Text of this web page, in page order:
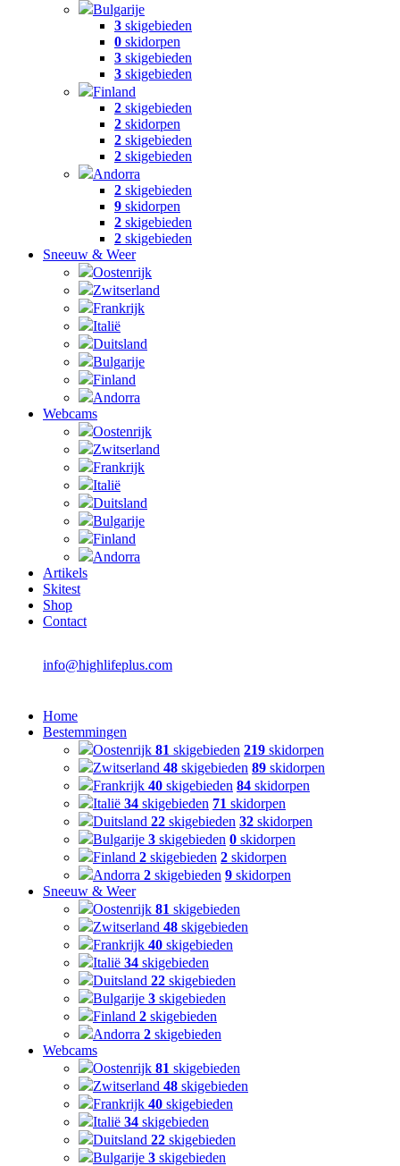
Bulgarije
3 skigebieden
0 skidorpen
3 skigebieden
3 skigebieden
Finland
2 skigebieden
2 skidorpen
2 skigebieden
2 skigebieden
Andorra
2 skigebieden
9 skidorpen
2 skigebieden
2 skigebieden
Sneeuw & Weer
Oostenrijk
Zwitserland
Frankrijk
Italië
Duitsland
Bulgarije
Finland
Andorra
Webcams
Oostenrijk
Zwitserland
Frankrijk
Italië
Duitsland
Bulgarije
Finland
Andorra
Artikels
Skitest
Shop
Contact
info@highlifeplus.com
Home
Bestemmingen
Oostenrijk 81 skigebieden 219 skidorpen
Zwitserland 48 skigebieden 89 skidorpen
Frankrijk 40 skigebieden 84 skidorpen
Italië 34 skigebieden 71 skidorpen
Duitsland 22 skigebieden 32 skidorpen
Bulgarije 3 skigebieden 0 skidorpen
Finland 2 skigebieden 2 skidorpen
Andorra 2 skigebieden 9 skidorpen
Sneeuw & Weer
Oostenrijk 81 skigebieden
Zwitserland 48 skigebieden
Frankrijk 40 skigebieden
Italië 34 skigebieden
Duitsland 22 skigebieden
Bulgarije 3 skigebieden
Finland 2 skigebieden
Andorra 2 skigebieden
Webcams
Oostenrijk 81 skigebieden
Zwitserland 48 skigebieden
Frankrijk 40 skigebieden
Italië 34 skigebieden
Duitsland 22 skigebieden
Bulgarije 3 skigebieden